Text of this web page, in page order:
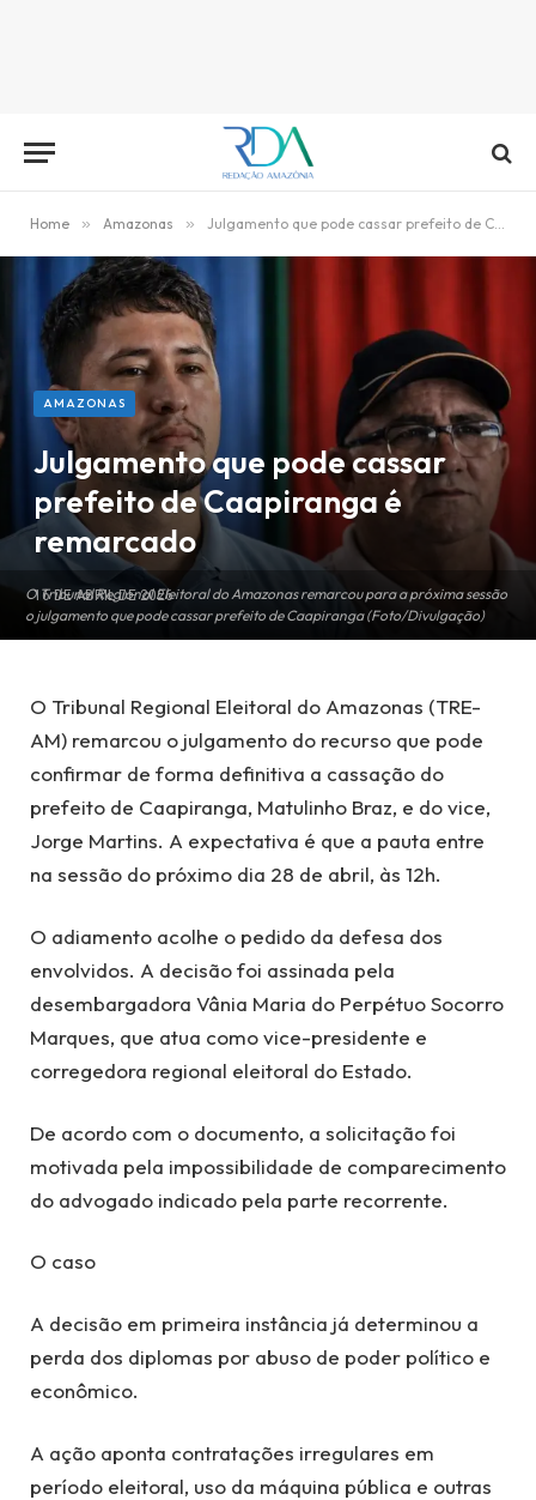
Home » Amazonas » Julgamento que pode cassar prefeito de Caapiranga é remarcado
O Tribunal Regional Eleitoral do Amazonas remarcou para a próxima sessão
o julgamento que pode cassar prefeito de Caapiranga (Foto/Divulgação)
AMAZONAS
Julgamento que pode cassar
prefeito de Caapiranga é
remarcado
16 DE ABRIL DE 2026
O Tribunal Regional Eleitoral do Amazonas (TRE-
AM) remarcou o julgamento do recurso que pode
confirmar de forma definitiva a cassação do
prefeito de Caapiranga, Matulinho Braz, e do vice,
Jorge Martins. A expectativa é que a pauta entre
na sessão do próximo dia 28 de abril, às 12h.
O adiamento acolhe o pedido da defesa dos
envolvidos. A decisão foi assinada pela
desembargadora Vânia Maria do Perpétuo Socorro
Marques, que atua como vice-presidente e
corregedora regional eleitoral do Estado.
De acordo com o documento, a solicitação foi
motivada pela impossibilidade de comparecimento
do advogado indicado pela parte recorrente.
O caso
A decisão em primeira instância já determinou a
perda dos diplomas por abuso de poder político e
econômico.
A ação aponta contratações irregulares em
período eleitoral, uso da máquina pública e outras